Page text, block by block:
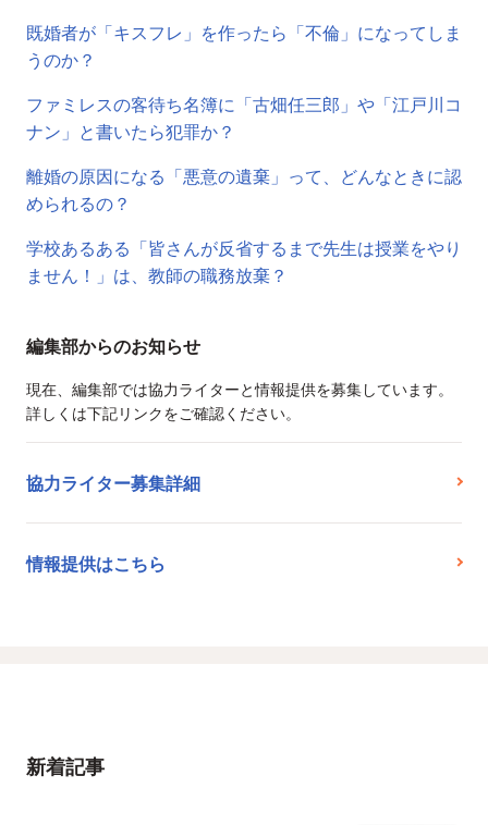
既婚者が「キスフレ」を作ったら「不倫」になってしま
うのか？
ファミレスの客待ち名簿に「古畑任三郎」や「江戸川コ
ナン」と書いたら犯罪か？
離婚の原因になる「悪意の遺棄」って、どんなときに認
められるの？
学校あるある「皆さんが反省するまで先生は授業をやり
ません！」は、教師の職務放棄？
編集部からのお知らせ
現在、編集部では協力ライターと情報提供を募集しています。
詳しくは下記リンクをご確認ください。
協力ライター募集詳細
情報提供はこちら
新着記事